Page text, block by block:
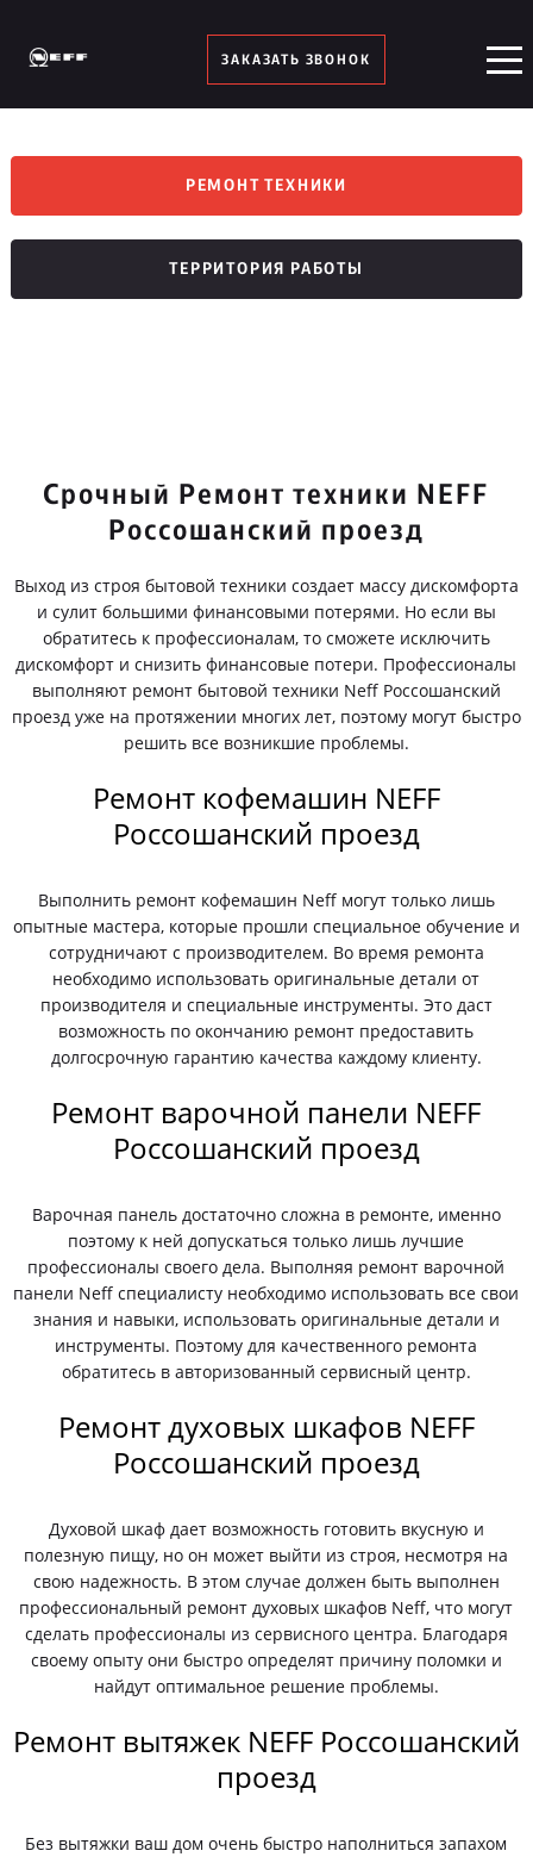
ЗАКАЗАТЬ ЗВОНОК
РЕМОНТ ТЕХНИКИ
ТЕРРИТОРИЯ РАБОТЫ
Срочный Ремонт техники NEFF
Россошанский проезд
Выход из строя бытовой техники создает массу дискомфорта
и сулит большими финансовыми потерями. Но если вы
обратитесь к профессионалам, то сможете исключить
дискомфорт и снизить финансовые потери. Профессионалы
выполняют ремонт бытовой техники Neff Россошанский
проезд уже на протяжении многих лет, поэтому могут быстро
решить все возникшие проблемы.
Ремонт кофемашин NEFF
Россошанский проезд
Выполнить ремонт кофемашин Neff могут только лишь
опытные мастера, которые прошли специальное обучение и
сотрудничают с производителем. Во время ремонта
необходимо использовать оригинальные детали от
производителя и специальные инструменты. Это даст
возможность по окончанию ремонт предоставить
долгосрочную гарантию качества каждому клиенту.
Ремонт варочной панели NEFF
Россошанский проезд
Варочная панель достаточно сложна в ремонте, именно
поэтому к ней допускаться только лишь лучшие
профессионалы своего дела. Выполняя ремонт варочной
панели Neff специалисту необходимо использовать все свои
знания и навыки, использовать оригинальные детали и
инструменты. Поэтому для качественного ремонта
обратитесь в авторизованный сервисный центр.
Ремонт духовых шкафов NEFF
Россошанский проезд
Духовой шкаф дает возможность готовить вкусную и
полезную пищу, но он может выйти из строя, несмотря на
свою надежность. В этом случае должен быть выполнен
профессиональный ремонт духовых шкафов Neff, что могут
сделать профессионалы из сервисного центра. Благодаря
своему опыту они быстро определят причину поломки и
найдут оптимальное решение проблемы.
Ремонт вытяжек NEFF Россошанский
проезд
Без вытяжки ваш дом очень быстро наполниться запахом